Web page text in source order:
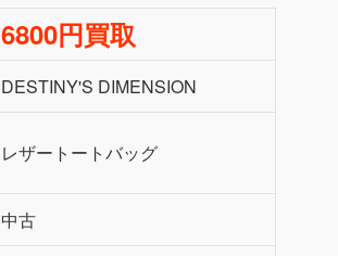
6800円買取
DESTINY'S DIMENSION
レザートートバッグ
中古